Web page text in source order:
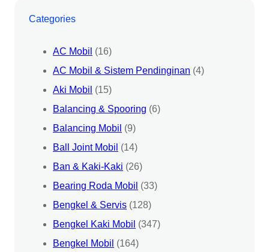
Categories
AC Mobil (16)
AC Mobil & Sistem Pendinginan (4)
Aki Mobil (15)
Balancing & Spooring (6)
Balancing Mobil (9)
Ball Joint Mobil (14)
Ban & Kaki-Kaki (26)
Bearing Roda Mobil (33)
Bengkel & Servis (128)
Bengkel Kaki Mobil (347)
Bengkel Mobil (164)